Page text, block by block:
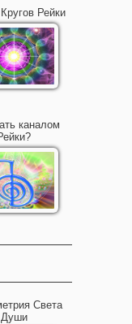
Рейки
каналом
Света
Души